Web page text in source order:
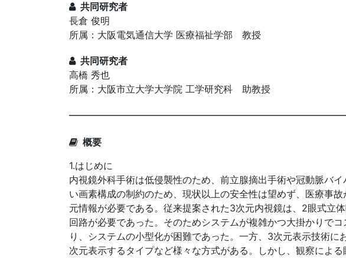
共同研究者
長倉 俊明
所属：大阪電気通信大学 医療福祉学部 教授
共同研究者
高橋 秀也
所属：大阪市立大学大学院 工学研究科 助教授
概要
1.はじめに
内視鏡外科手術は低侵襲性のため、前立腺摘出手術や冠動脈バ
い画素構成の制約のため、現状以上の安全性は望めず、医療事
元情報が必要である。従来提案された3次元内視鏡は、2眼式立
回路が必要であった。そのためシステムが複雑かつ大掛かりで
り、システムの小型化が困難であった。一方、3次元表示技術
次元表示するタイプなど様々な方式がある。しかし、観察によ